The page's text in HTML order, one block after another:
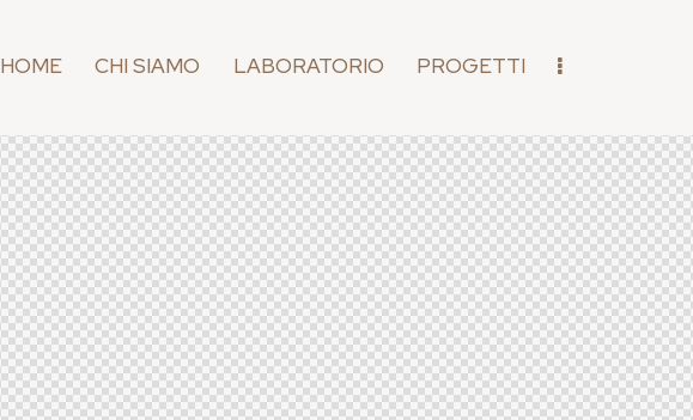
HOME CHI SIAMO LABORATORIO PROGETTI